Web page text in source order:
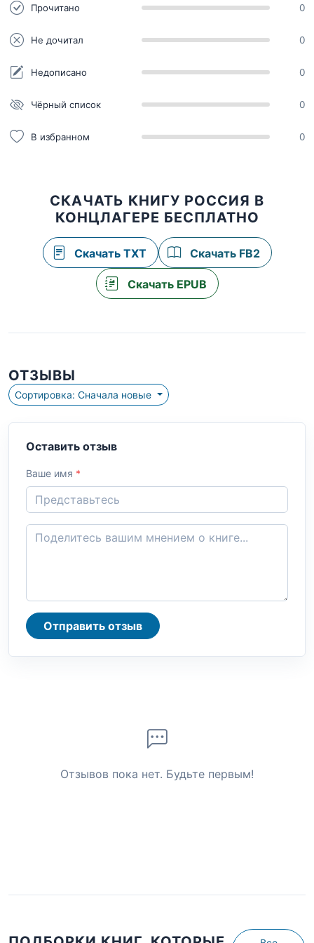
Прочитано 0
Не дочитал 0
Недописано 0
Чёрный список 0
В избранном 0
СКАЧАТЬ КНИГУ РОССИЯ В
КОНЦЛАГЕРЕ БЕСПЛАТНО
Скачать TXT Скачать FB2
Скачать EPUB
ОТЗЫВЫ
Сортировка: Сначала новые
Оставить отзыв
Ваше имя *
Отправить отзыв
Отзывов пока нет. Будьте первым!